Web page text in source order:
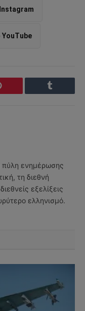
Tumblr
πύλη ενημέρωσης
τη διεθνή
εξελίξεις
ελληνισμό.